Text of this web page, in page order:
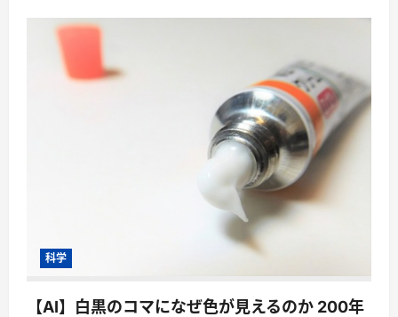
科学
【AI】白黒のコマになぜ色が見えるのか 200年